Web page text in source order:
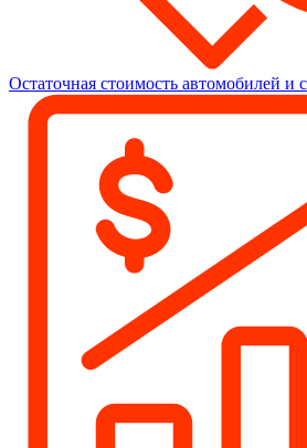
Остаточная стоимость автомобилей и